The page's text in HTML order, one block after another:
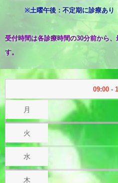
※土曜午後：不定期に診療あり（
受付時間は各診療時間の30分前から
す。
09:00 -